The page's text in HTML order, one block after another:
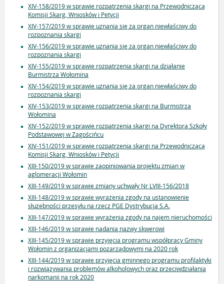
XIV-158/2019 w sprawie rozpatrzenia skargi na Przewodniczącą
Komisji Skarg, Wniosków i Petycji
XIV-157/2019 w sprawie uznania się za organ niewłaściwy do
rozpoznania skargi
XIV-156/2019 w sprawie uznania się za organ niewłaściwy do
rozpoznania skargi
XIV-155/2019 w sprawie rozpatrzenia skargi na działanie
Burmistrza Wołomina
XIV-154/2019 w sprawie uznania się za organ niewłaściwy do
rozpoznania skargi
XIV-153/2019 w sprawie rozpatrzenia skargi na Burmistrza
Wołomina
XIV-152/2019 w sprawie rozpatrzenia skargi na Dyrektora Szkoły
Podstawowej w Zagościńcu
XIV-151/2019 w sprawie rozpatrzenia skargi na Przewodniczącą
Komisji Skarg, Wniosków i Petycji
XIII-150/2019 w sprawie zaopiniowania projektu zmian w
aglomeracji Wołomin
XIII-149/2019 w sprawie zmiany uchwały Nr LVIII-156/2018
XIII-148/2019 w sprawie wyrażenia zgody na ustanowienie
służebności przesyłu na rzecz PGE Dystrybucja S.A.
XIII-147/2019 w sprawie wyrażenia zgody na najem nieruchomości
XIII-146/2019 w sprawie nadania nazwy skwerowi
XIII-145/2019 w sprawie przyjęcia programu współpracy Gminy
Wołomin z organizacjami pozarządowymi na 2020 rok
XIII-144/2019 w sprawie przyjęcia gminnego programu profilaktyki
i rozwiązywania problemów alkoholowych oraz przeciwdziałania
narkomanii na rok 2020